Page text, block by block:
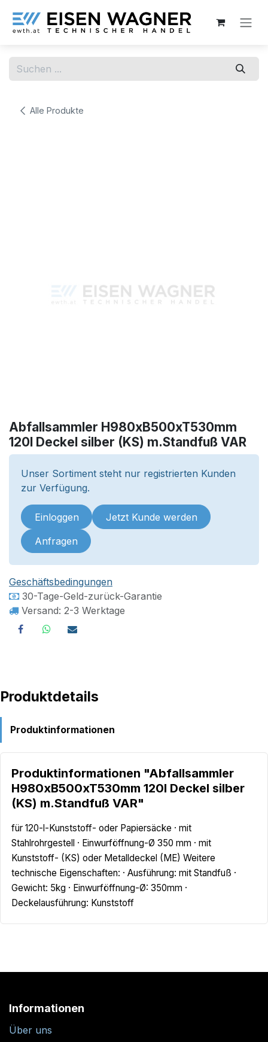
Alle Produkte
Abfallsammler H980xB500xT530mm
120l Deckel silber (KS) m.Standfuß VAR
Unser Sortiment steht nur registrierten Kunden
zur Verfügung.
Einloggen Jetzt Kunde werden
Anfragen
Geschäftsbedingungen
30-Tage-Geld-zurück-Garantie
Versand: 2-3 Werktage
Produktdetails
Produktinformationen
Produktinformationen "Abfallsammler
H980xB500xT530mm 120l Deckel silber
(KS) m.Standfuß VAR"
für 120-l-Kunststoff- oder Papiersäcke · mit
Stahlrohrgestell · Einwurföffnung-Ø 350 mm · mit
Kunststoff- (KS) oder Metalldeckel (ME) Weitere
technische Eigenschaften: · Ausführung: mit Standfuß ·
Gewicht: 5kg · Einwurföffnung-Ø: 350mm ·
Deckelausführung: Kunststoff
Informationen
Über uns